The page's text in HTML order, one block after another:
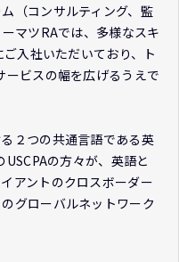
（コンサルティング、監
マツRAでは、多様なスキ
入社いただいており、ト
ービスの幅を広げるうえで
２つの共通言語である英
の方々が、英語と
アントのクロスボーダー
グローバルネットワーク